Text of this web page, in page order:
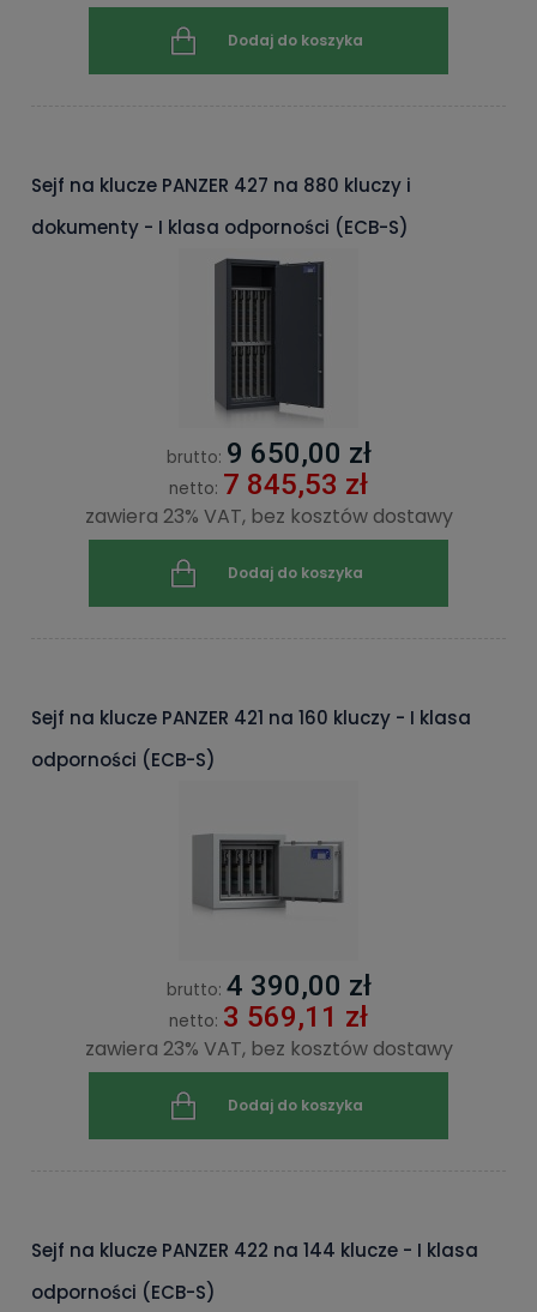
Dodaj do koszyka
Sejf na klucze PANZER 427 na 880 kluczy i
dokumenty - I klasa odporności (ECB-S)
brutto: 9 650,00 zł
netto: 7 845,53 zł
zawiera 23% VAT, bez kosztów dostawy
Dodaj do koszyka
Sejf na klucze PANZER 421 na 160 kluczy - I klasa
odporności (ECB-S)
brutto: 4 390,00 zł
netto: 3 569,11 zł
zawiera 23% VAT, bez kosztów dostawy
Dodaj do koszyka
Sejf na klucze PANZER 422 na 144 klucze - I klasa
odporności (ECB-S)